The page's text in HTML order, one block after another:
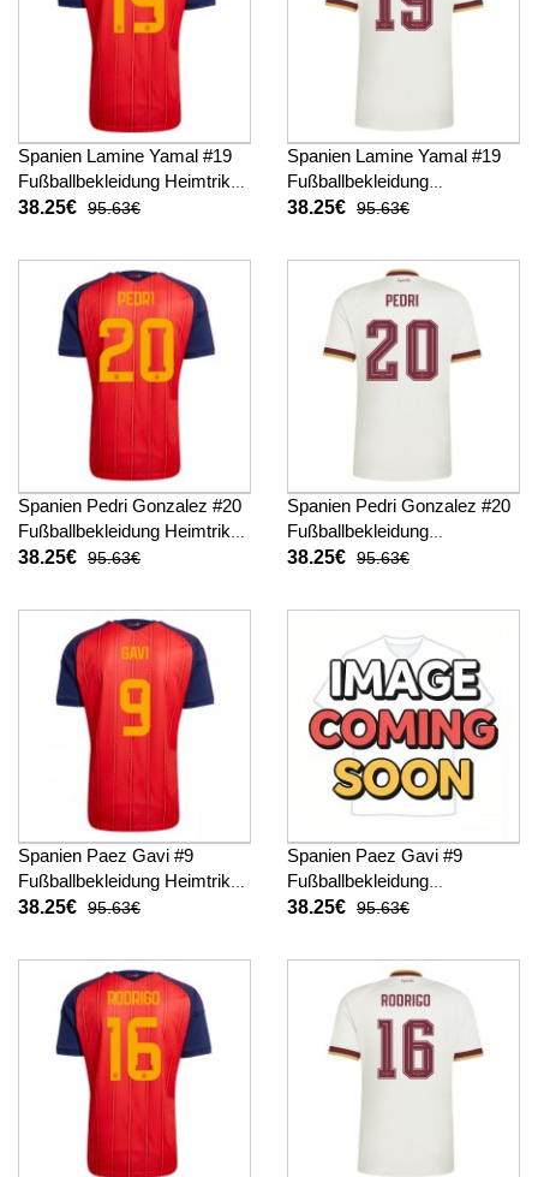
Spanien Lamine Yamal #19
Fußballbekleidung Heimtrikot
WM 2026 Kurzarm
38.25€ 95.63€
Spanien Lamine Yamal #19
Fußballbekleidung
Auswärtstrikot WM 2026
38.25€ 95.63€
Spanien Pedri Gonzalez #20
Fußballbekleidung Heimtrikot
WM 2026 Kurzarm
38.25€ 95.63€
Spanien Pedri Gonzalez #20
Fußballbekleidung
Auswärtstrikot WM 2026
38.25€ 95.63€
Spanien Paez Gavi #9
Fußballbekleidung Heimtrikot
WM 2026 Kurzarm
38.25€ 95.63€
Spanien Paez Gavi #9
Fußballbekleidung
Auswärtstrikot WM 2026
38.25€ 95.63€